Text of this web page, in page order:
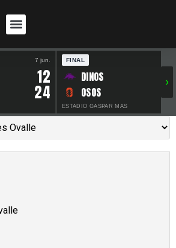
7 jun.
12
24
FINAL
DINOS
OSOS
ESTADIO GASPAR MAS
›